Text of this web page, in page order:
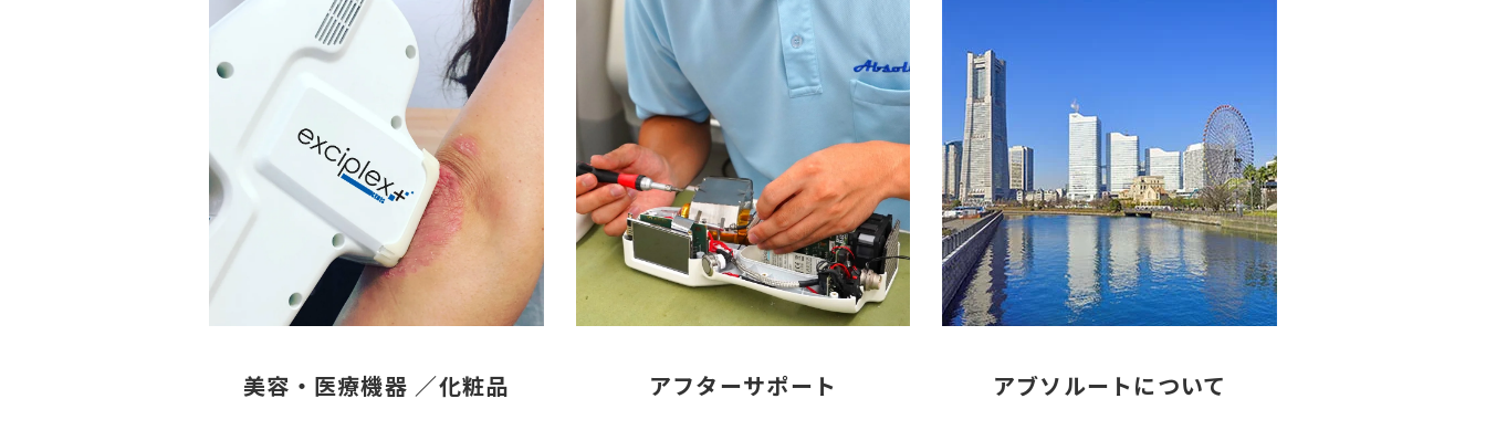
美容・医療機器 ／化粧品